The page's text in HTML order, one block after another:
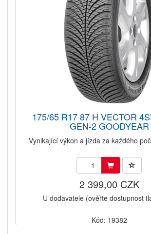
175/65 R17 87 H VECTOR
GEN-2 GOODYEAR
Vynikající výkon a jízda za každého
2 399,00 CZK
U dodavatele (ověřte dostupnost
Kód: 19382